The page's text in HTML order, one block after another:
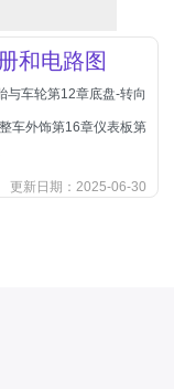
和电路图
与车轮第12章底盘-转向
车外饰第16章仪表板第
更新日期：2025-06-30